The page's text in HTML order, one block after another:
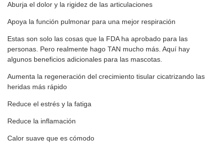
Aburja el dolor y la rigidez de las articulaciones
Apoya la función pulmonar para una mejor respiración
Estas son solo las cosas que la FDA ha aprobado para las
personas. Pero realmente hago TAN mucho más. Aquí hay
algunos beneficios adicionales para las mascotas.
Aumenta la regeneración del crecimiento tisular cicatrizando las
heridas más rápido
Reduce el estrés y la fatiga
Reduce la inflamación
Calor suave que es cómodo